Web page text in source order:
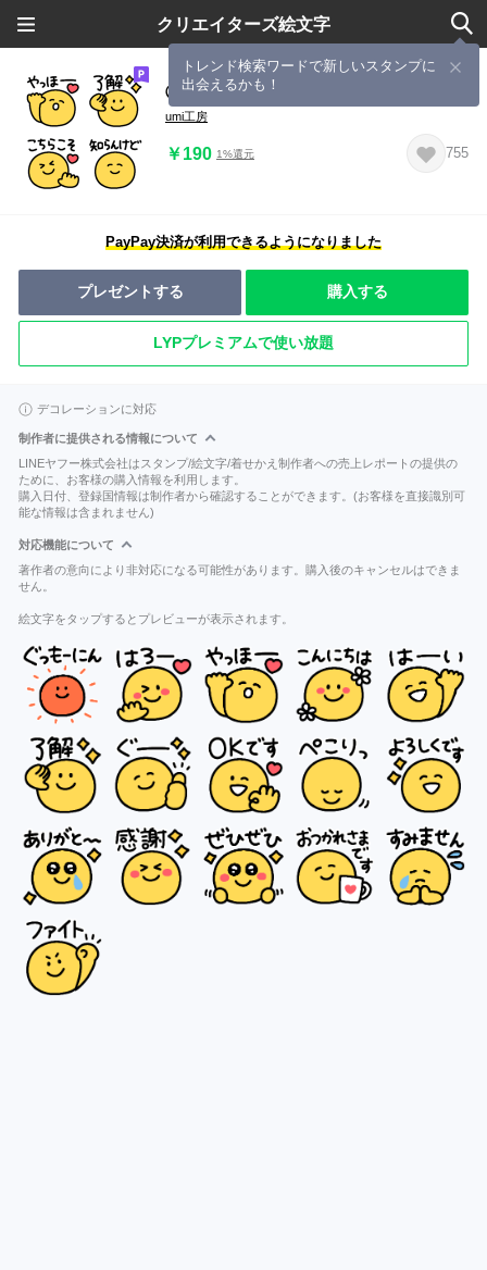
クリエイターズ絵文字
トレンド検索ワードで新しいスタンプに
出会えるかも！
◯すまいるメッセージ◯
umi工房
￥190 1%還元 755
PayPay決済が利用できるようになりました
プレゼントする 購入する
LYPプレミアムで使い放題
デコレーションに対応
制作者に提供される情報について
LINEヤフー株式会社はスタンプ/絵文字/着せかえ制作者への売上レポートの提供の
ために、お客様の購入情報を利用します。
購入日付、登録国情報は制作者から確認することができます。(お客様を直接識別可
能な情報は含まれません)
対応機能について
著作者の意向により非対応になる可能性があります。購入後のキャンセルはできま
せん。
絵文字をタップするとプレビューが表示されます。